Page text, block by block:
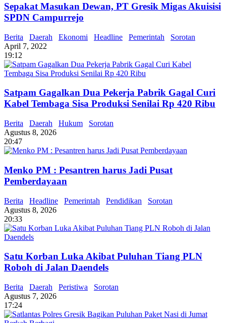
Sepakat Masukan Dewan, PT Gresik Migas Akuisisi
SPDN Campurrejo
Berita Daerah Ekonomi Headline Pemerintah
Sorotan
April 7, 2022
19:12
Satpam Gagalkan Dua Pekerja Pabrik Gagal Curi
Kabel Tembaga Sisa Produksi Senilai Rp 420 Ribu
Berita Daerah Hukum
Sorotan
Agustus 8, 2026
20:47
Menko PM : Pesantren harus Jadi Pusat
Pemberdayaan
Berita Headline Pemerintah Pendidikan
Sorotan
Agustus 8, 2026
20:33
Satu Korban Luka Akibat Puluhan Tiang PLN
Roboh di Jalan Daendels
Berita Daerah Peristiwa
Sorotan
Agustus 7, 2026
17:24